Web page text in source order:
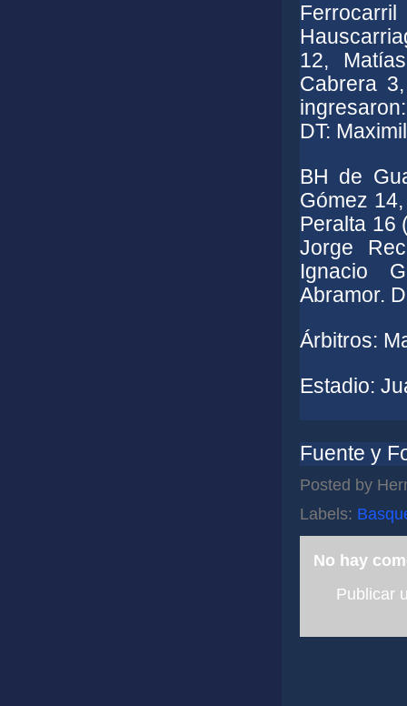
12,
Cabrera
DT:
BH de
Gómez
Peralta 16
Jorge
Ignacio
Abramor.
Árbitros:
Estadio:
Fuente y
Posted by
Labels:
No hay
Publicar